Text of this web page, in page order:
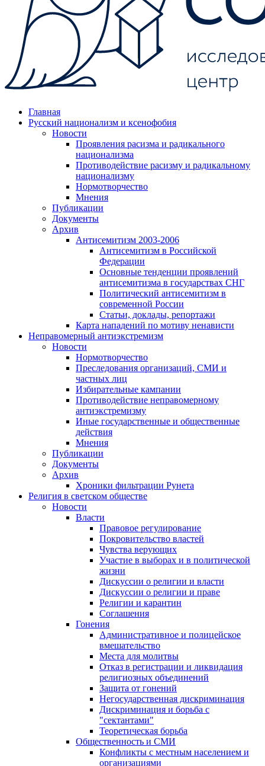
Главная
Русский национализм и ксенофобия
Новости
Проявления расизма и радикального
национализма
Противодействие расизму и радикальному
национализму
Нормотворчество
Мнения
Публикации
Документы
Архив
Антисемитизм 2003-2006
Антисемитизм в Российской
Федерации
Основные тенденции проявлений
антисемитизма в государствах СНГ
Политический антисемитизм в
современной России
Статьи, доклады, репортажи
Карта нападений по мотиву ненависти
Неправомерный антиэкстремизм
Новости
Нормотворчество
Преследования организаций, СМИ и
частных лиц
Избирательные кампании
Противодействие неправомерному
антиэкстремизму
Иные государственные и общественные
действия
Мнения
Публикации
Документы
Архив
Хроники фильтрации Рунета
Религия в светском обществе
Новости
Власти
Правовое регулирование
Покровительство властей
Чувства верующих
Участие в выборах и в политической
жизни
Дискуссии о религии и власти
Дискуссии о религии и праве
Религии и карантин
Соглашения
Гонения
Административное и полицейское
вмешательство
Места для молитвы
Отказ в регистрации и ликвидация
религиозных объединений
Защита от гонений
Негосударственная дискриминация
Дискриминация и борьба с
"сектантами"
Теоретическая борьба
Общественность и СМИ
Конфликты с местным населением и
организациями